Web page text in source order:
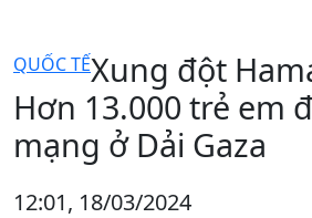
QUỐC TẾXung đột
Hơn 13.000 trẻ em
mạng ở Dải Gaza
12:01, 18/03/2024